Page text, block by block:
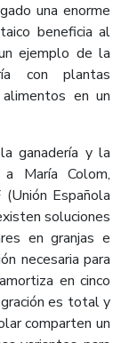
una enorme
beneficia al
ejemplo de la
con plantas
en un
ganadería y la
María Colom,
Española
soluciones
en granjas e
necesaria para
en cinco
es total y
comparten un